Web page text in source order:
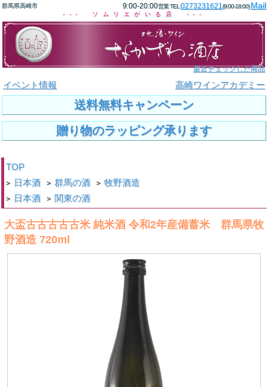
群馬県高崎市 9:00-20:00営業 TEL:0273231621(9:00-18:00)Mail
--- ソムリエがいる店 ---
最近チェックした商品
イベント情報 高崎ワインアカデミー
送料無料キャンペーン
贈り物のラッピング承ります
TOP
> 日本酒 > 群馬の酒 > 牧野酒造
> 日本酒 > 関東の酒
大盃古古古古古米 純米酒 令和2年産備蓄米 群馬県牧
野酒造 720ml